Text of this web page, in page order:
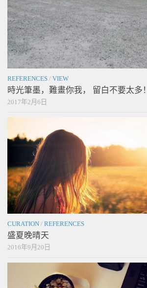
REFERENCES / VIEW
時光筆墨，難畫你我， 留白不要太多！
2017年2月6日
CURATION / REFERENCES
盛夏晚晴天
2016年9月20日